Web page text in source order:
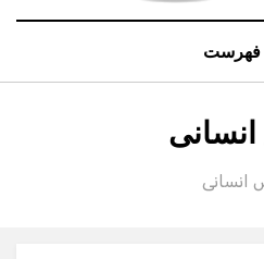
فهرست
انسانی